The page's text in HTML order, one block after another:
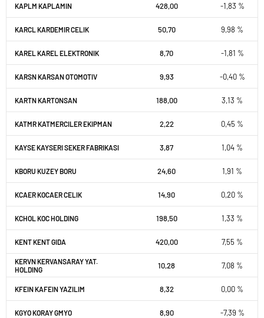
KAPLM KAPLAMIN 428,00 -1,83 %
KARCL KARDEMIR CELIK 50,70 9,98 %
KAREL KAREL ELEKTRONIK 8,70 -1,81 %
KARSN KARSAN OTOMOTIV 9,93 -0,40 %
KARTN KARTONSAN 188,00 3,13 %
KATMR KATMERCILER EKIPMAN 2,22 0,45 %
KAYSE KAYSERI SEKER FABRIKASI 3,87 1,04 %
KBORU KUZEY BORU 24,60 1,91 %
KCAER KOCAER CELIK 14,90 0,20 %
KCHOL KOC HOLDING 198,50 1,33 %
KENT KENT GIDA 420,00 7,55 %
KERVN KERVANSARAY YAT.
HOLDING
10,28 7,08 %
KFEIN KAFEIN YAZILIM 8,32 0,00 %
KGYO KORAY GMYO 8,90 -7,39 %